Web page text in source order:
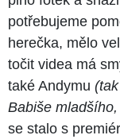
potřebujeme
herečka, mělo
točit videa má
také Andymu
Babiše
se stalo s